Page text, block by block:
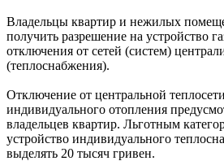
Владельцы квартир и нежилых
получить разрешение на устройство
отключения от сетей (систем)
(теплоснабжения).
Отключение от центральной
индивидуального отопления
владельцев квартир. Льготным
устройство индивидуального
выделять 20 тысяч гривен.